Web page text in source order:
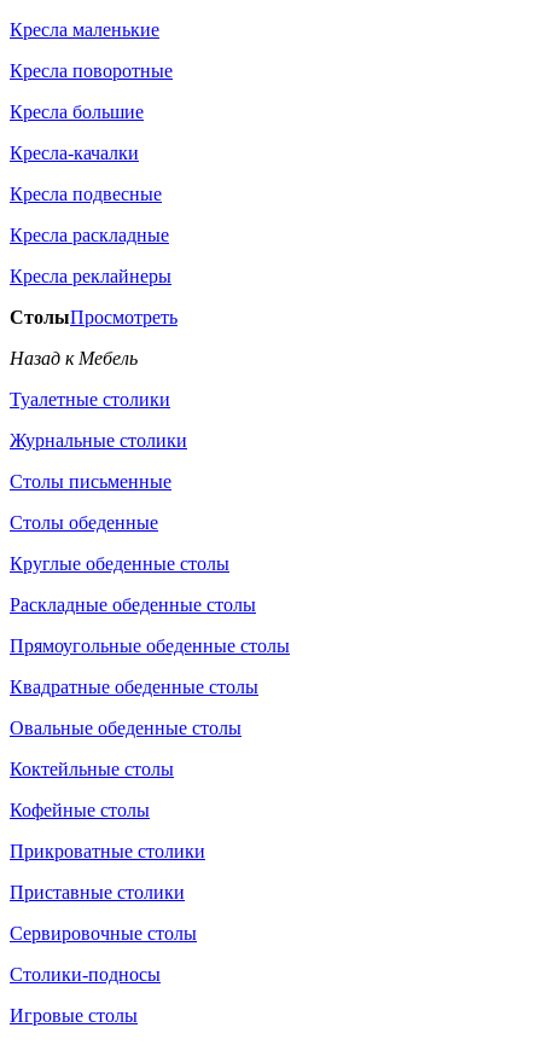
Кресла маленькие
Кресла поворотные
Кресла большие
Кресла-качалки
Кресла подвесные
Кресла раскладные
Кресла реклайнеры
СтолыПросмотреть
Назад к Мебель
Туалетные столики
Журнальные столики
Столы письменные
Столы обеденные
Круглые обеденные столы
Раскладные обеденные столы
Прямоугольные обеденные столы
Квадратные обеденные столы
Овальные обеденные столы
Коктейльные столы
Кофейные столы
Прикроватные столики
Приставные столики
Сервировочные столы
Столики-подносы
Игровые столы